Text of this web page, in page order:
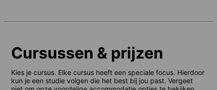
Cursussen & prijzen
Kies je cursus. Elke cursus heeft een speciale focus. Hierdoor
kun je een studie volgen die het best bij jou past. Vergeet